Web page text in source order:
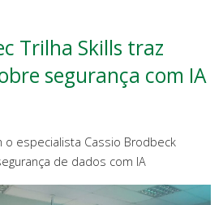
Trilha Skills traz
segurança com IA
o especialista Cassio Brodbeck
de dados com IA